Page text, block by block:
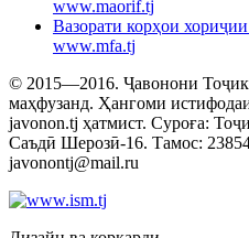
www.maorif.tj
Вазорати корҳои
www.mfa.tj
© 2015—2016. Ҷавонони
маҳфузанд. Ҳангоми
javonon.tj ҳатмист. Суроға:
Саъдӣ Шерозӣ-16. Тамос:
javonontj@mail.ru